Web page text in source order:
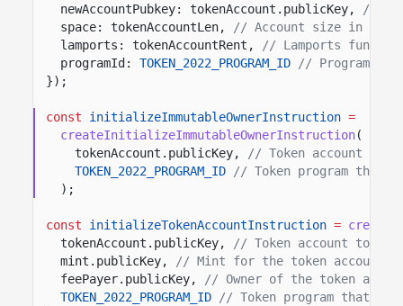
newAccountPubkey: tokenAccount.publicKey,
//
space: tokenAccountLen,
// Account size in
lamports: tokenAccountRent,
// Lamports
programId:
TOKEN_2022_PROGRAM_ID
// Program
});
const initializeImmutableOwnerInstruction =
createInitializeImmutableOwnerInstruction(
tokenAccount.publicKey,
// Token account that
TOKEN_2022_PROGRAM_ID
// Token program that
);
const initializeTokenAccountInstruction =
tokenAccount.publicKey,
// Token account to
mint.publicKey,
// Mint for the token account.
feePayer.publicKey,
// Owner of the token
TOKEN_2022_PROGRAM_ID
// Token program that